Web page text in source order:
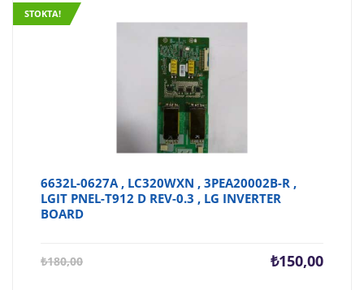
STOKTA!
6632L-0627A , LC320WXN , 3PEA20002B-R ,
LGIT PNEL-T912 D REV-0.3 , LG INVERTER
BOARD
₺180,00 ₺150,00
Şu